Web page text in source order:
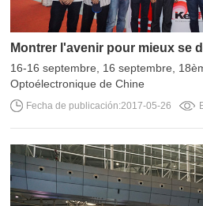
Montrer l'avenir pour mieux se
Optoélectronique de Chine
Fecha de publicación:2017-05-26